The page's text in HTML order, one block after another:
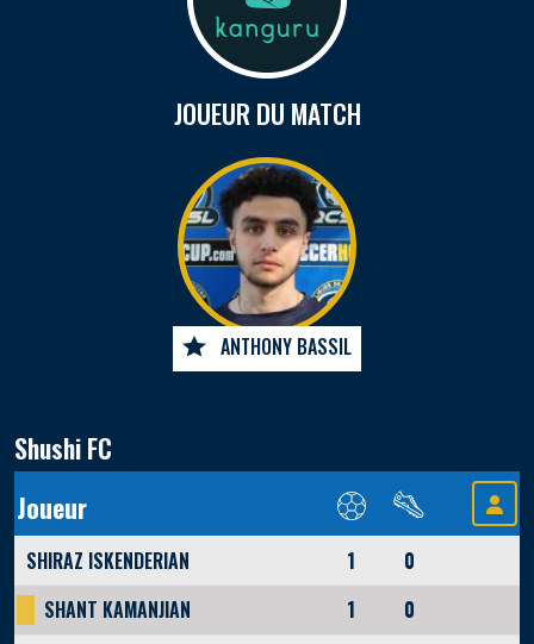
JOUEUR DU MATCH
ANTHONY BASSIL
Shushi FC
Joueur
SHIRAZ ISKENDERIAN 1
0
SHANT KAMANJIAN
1
0